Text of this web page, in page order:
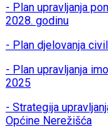
- Plan upravljanja
2028. godinu
- Plan djelovanja
- Plan upravljanja
2025
- Strategija
Općine Nerežišća